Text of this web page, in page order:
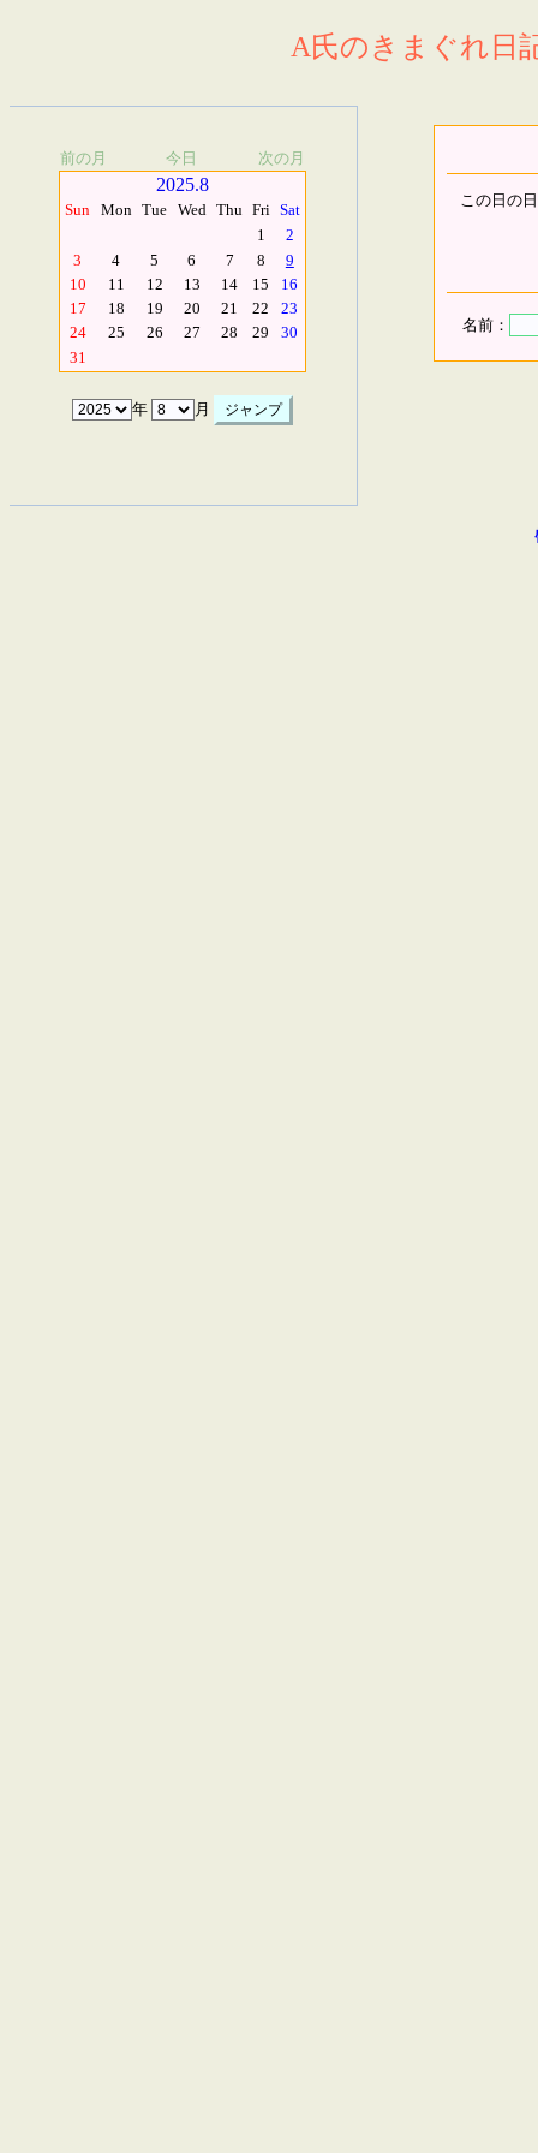
A氏のきまぐれ日
前の月 今日 次の月
2025.8
Sun Mon Tue Wed Thu Fri Sat
1
2
3
4 5 6 7 8
9
10
11 12 13 14 15
16
17
18 19 20 21 22
23
24
25 26 27 28 29
30
31
年 月
この日の
名前：